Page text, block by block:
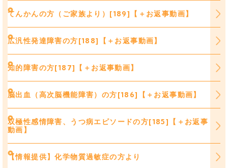
てんかんの方（ご家族より）[189]【＋お返事動画】
広汎性発達障害の方[188]【＋お返事動画】
知的障害の方[187]【＋お返事動画】
脳出血（高次脳機能障害）の方[186]【＋お返事動画】
双極性感情障害、うつ病エピソードの方[185]【＋お返事
動画】
【情報提供】化学物質過敏症の方より